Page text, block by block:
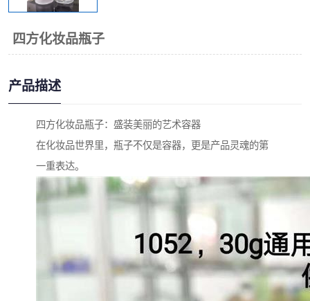
四方化妆品瓶子
产品描述
四方化妆品瓶子：盛装美丽的艺术容器
在化妆品世界里，瓶子不仅是容器，更是产品灵魂的第
一重表达。